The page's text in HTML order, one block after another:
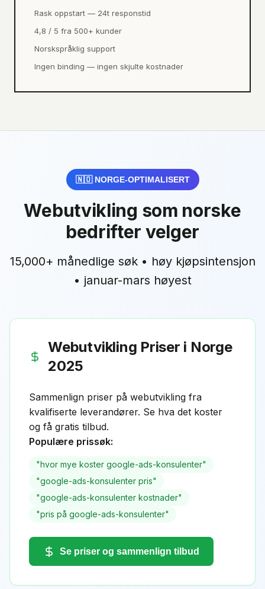
Rask oppstart — 24t responstid
4,8 / 5 fra 500+ kunder
Norskspråklig support
Ingen binding — ingen skjulte kostnader
🇳🇴 NORGE-OPTIMALISERT
Webutvikling som norske
bedrifter velger
15,000+ månedlige søk • høykjøpsintensjon
• januar-mars høyest
Webutvikling Priser i Norge
2025
Sammenlign priser på webutvikling fra
kvalifiserte leverandører. Se hva det koster
og få gratis tilbud.
Populære prissøk:
"hvor mye koster google-ads-konsulenter"
"google-ads-konsulenter pris"
"google-ads-konsulenter kostnader"
"pris på google-ads-konsulenter"
Se priser og sammenlign tilbud